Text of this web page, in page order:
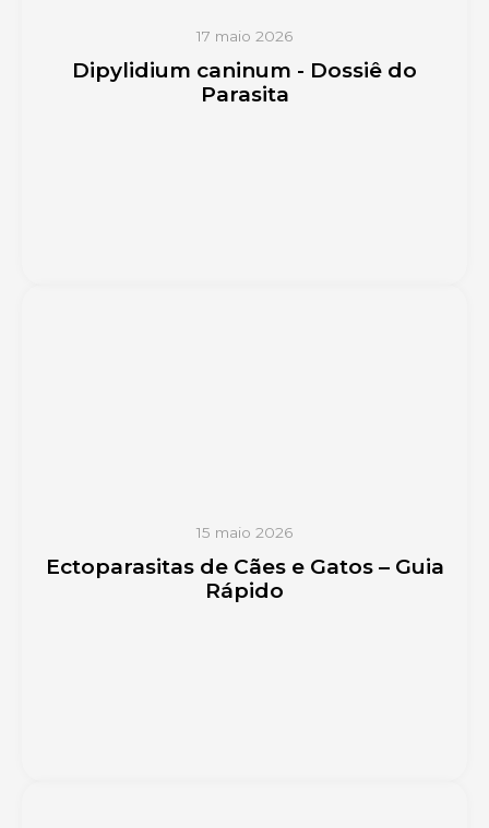
17 maio 2026
Dipylidium caninum - Dossiê do
Parasita
15 maio 2026
Ectoparasitas de Cães e Gatos – Guia
Rápido